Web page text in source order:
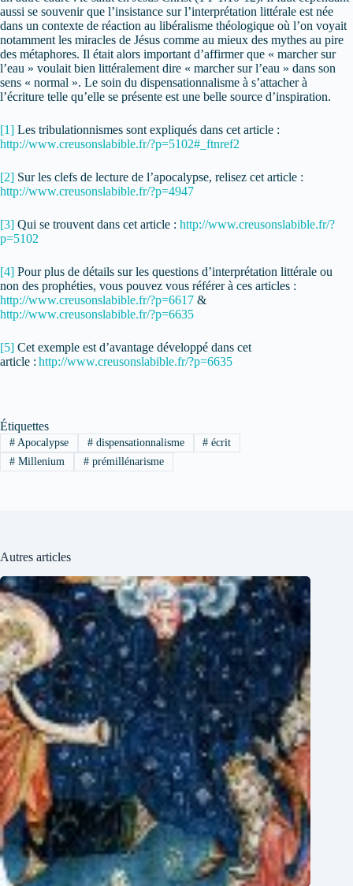
aussi se souvenir que l’insistance sur l’interprétation littérale est née
dans un contexte de réaction au libéralisme théologique où l’on voyait
notamment les miracles de Jésus comme au mieux des mythes au pire
des métaphores. Il était alors important d’affirmer que « marcher sur
l’eau » voulait bien littéralement dire « marcher sur l’eau » dans son
sens « normal ». Le soin du dispensationnalisme à s’attacher à
l’écriture telle qu’elle se présente est une belle source d’inspiration.
[1] Les tribulationnismes sont expliqués dans cet article :
http://www.creusonslabible.fr/?p=5102#_ftnref2
[2] Sur les clefs de lecture de l’apocalypse, relisez cet article :
http://www.creusonslabible.fr/?p=4947
[3] Qui se trouvent dans cet article : http://www.creusonslabible.fr/?
p=5102
[4] Pour plus de détails sur les questions d’interprétation littérale ou
non des prophéties, vous pouvez vous référer à ces articles :
http://www.creusonslabible.fr/?p=6617 &
http://www.creusonslabible.fr/?p=6635
[5] Cet exemple est d’avantage développé dans cet
article : http://www.creusonslabible.fr/?p=6635
Étiquettes
#Apocalypse #dispensationnalisme # écrit
#Millenium #prémillénarisme
Autres articles